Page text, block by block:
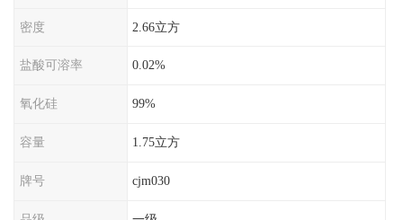
密度 2.66立方
盐酸可溶率 0.02%
氧化硅 99%
容量 1.75立方
牌号 cjm030